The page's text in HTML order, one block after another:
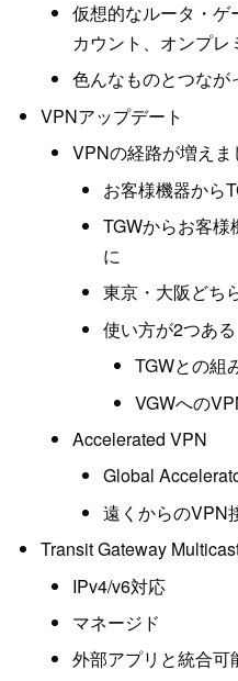
仮想的なルータ・
カウント、オンプ
色んなものとつなが
VPNアップデート
VPNの経路が増えま
お客様機器から
TGWからお客
に
東京・大阪どち
使い方が2つある
TGWとの組
VGWへの
Accelerated VPN
Global
遠くからのVPN
Transit Gateway
IPv4/v6対応
マネージド
外部アプリと統合可